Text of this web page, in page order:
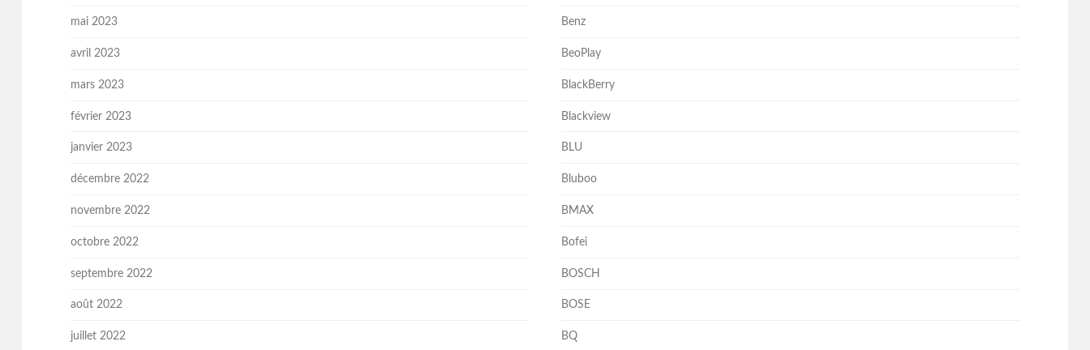
mai 2023
avril 2023
mars 2023
février 2023
janvier 2023
décembre 2022
novembre 2022
octobre 2022
septembre 2022
août 2022
juillet 2022
Benz
BeoPlay
BlackBerry
Blackview
BLU
Bluboo
BMAX
Bofei
BOSCH
BOSE
BQ